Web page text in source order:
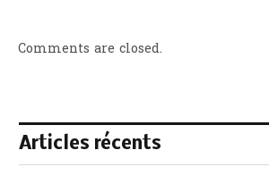
Comments are closed.
Articles récents